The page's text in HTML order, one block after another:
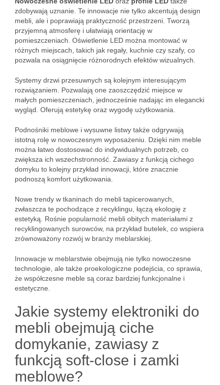
zdobywają uznanie. Te innowacje nie tylko akcentują design
mebli, ale i poprawiają praktyczność przestrzeni. Tworzą
przyjemną atmosferę i ułatwiają orientację w
pomieszczeniach. Oświetlenie LED można montować w
różnych miejscach, takich jak regały, kuchnie czy szafy, co
pozwala na osiągnięcie różnorodnych efektów wizualnych.
Systemy drzwi przesuwnych są kolejnym interesującym
rozwiązaniem. Pozwalają one zaoszczędzić miejsce w
małych pomieszczeniach, jednocześnie nadając im elegancki
wygląd. Oferują estetykę oraz wygodę użytkowania.
Podnośniki meblowe i wysuwne listwy także odgrywają
istotną rolę w nowoczesnym wyposażeniu. Dzięki nim meble
można łatwo dostosować do indywidualnych potrzeb, co
zwiększa ich wszechstronność. Zawiasy z funkcją cichego
domyku to kolejny przykład innowacji, które znacznie
podnoszą komfort użytkowania.
Nowe trendy w tkaninach do mebli tapicerowanych,
zwłaszcza te pochodzące z recyklingu, łączą ekologię z
estetyką. Rośnie popularność mebli obitych materiałami z
recyklingowanych surowców, na przykład butelek, co wspiera
zrównoważony rozwój w branży meblarskiej.
Innowacje w meblarstwie obejmują nie tylko nowoczesne
technologie, ale także proekologiczne podejścia, co sprawia,
że współczesne meble są coraz bardziej funkcjonalne i
estetyczne.
Jakie systemy elektroniki do
mebli obejmują ciche
domykanie, zawiasy z
funkcją soft-close i zamki
meblowe?